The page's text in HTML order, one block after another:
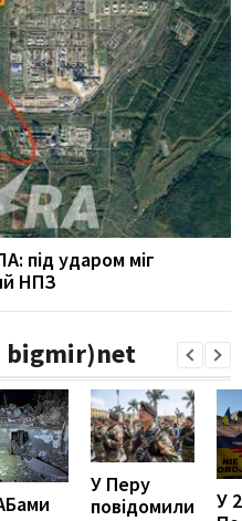
під ударом міг
НПЗ
bigmir)net
У Перу
повідомили
У